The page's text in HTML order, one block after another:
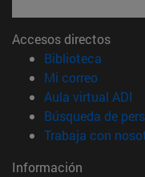
Accesos directos
Biblioteca
Mi correo(abre
Aula virtual ADI
Búsqueda de
Trabaja con
Información